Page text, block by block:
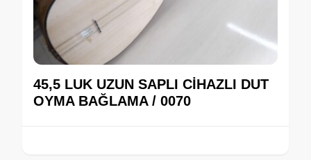
45,5 LUK UZUN SAPLI CİHAZLI DUT
OYMA BAĞLAMA / 0070